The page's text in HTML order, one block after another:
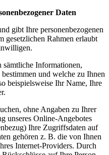
Daten
gibt Ihre personenbezogenen
gesetzlichen Rahmen erlaubt
sämtliche Informationen,
und welche zu Ihnen
beispielsweise Ihr Name, Ihre
ohne Angaben zu Ihrer
unseres Online-Angebotes
Ihre Zugriffsdaten auf
gehören z. B. die von Ihnen
Internet-Providers. Durch